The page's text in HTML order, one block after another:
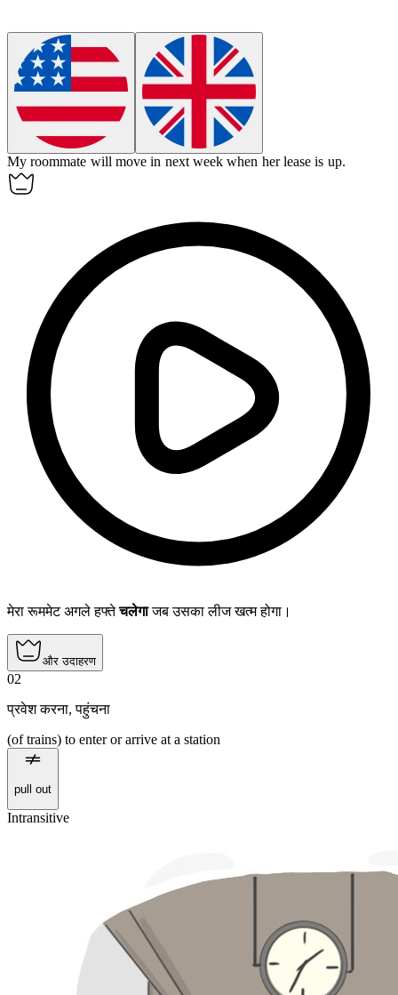
My roommate will move in next week when her lease is up.
मेरा रूममेट अगले हफ्तेचलेगाजब उसका लीज खत्म होगा।
और उदाहरण
02
प्रवेश करना,पहुंचना
(of trains) to enter or arrive at a station
pull out
Intransitive